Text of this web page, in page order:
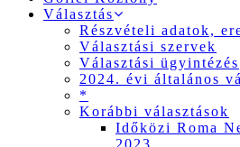
Választás
Részvételi adatok,
Választási szervek
Választási ügyintézés
2024. évi általános
*
Korábbi választások
Időközi Roma
2023